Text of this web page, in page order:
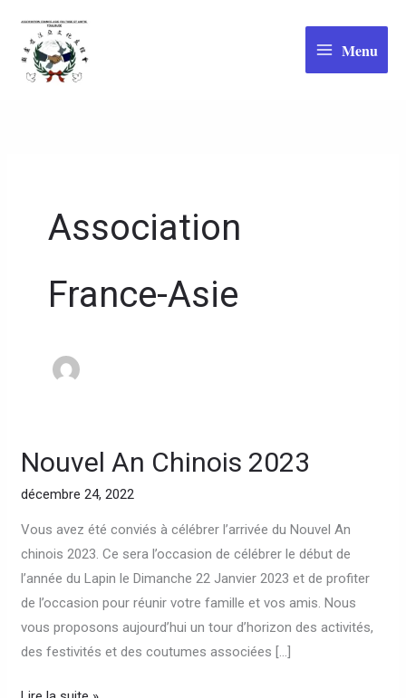
contenu
Menu
Association
France-Asie
Nouvel An Chinois 2023
décembre 24, 2022
Vous avez été conviés à célébrer l’arrivée du Nouvel An
chinois 2023. Ce sera l’occasion de célébrer le début de
l’année du Lapin le Dimanche 22 Janvier 2023 et de profiter
de l’occasion pour réunir votre famille et vos amis. Nous
vous proposons aujourd’hui un tour d’horizon des activités,
des festivités et des coutumes associées […]
Nouvel
Chinois
2023